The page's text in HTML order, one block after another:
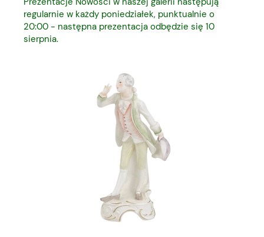
regularnie w każdy poniedziałek, punktualnie o
20:00 - następna prezentacja odbędzie się 10
sierpnia.